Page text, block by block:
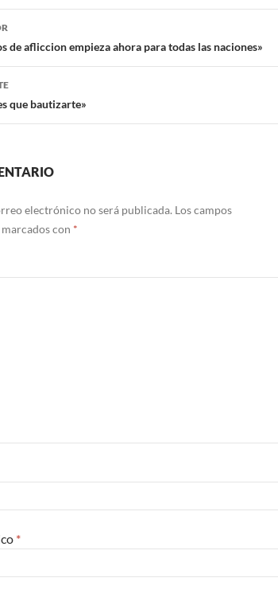
de afliccion empieza ahora para todas las naciones»
que bautizarte»
electrónico no será publicada. Los campos
con *
*